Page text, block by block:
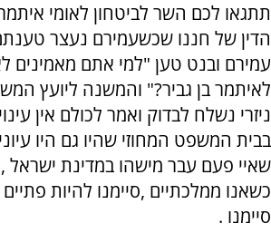
תתגאו לכם השר לביטחון לאומי איתמר
הדין של חננו שכשעמירם נעצר
עמירם ובנט טען "למי אתם מאמינים
לאיתמר בן גביר?" והמשנה ליועץ
ניזרי נשלח לבדוק ואמר לכולם אין
בבית המשפט המחוזי שהיו גם היו
שאיי פעם עבר מישהו במדינת ישראל
כשאנו ממלכתיים ,סיימנו להיות
סיימנו .